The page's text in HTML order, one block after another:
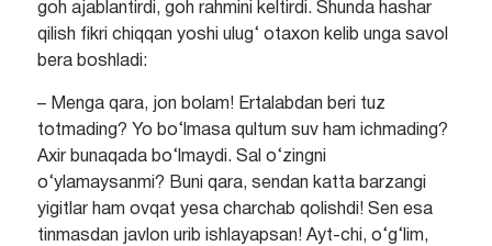
goh ajablantirdi, goh rahmini keltirdi. Shunda hashar
qilish fikri chiqqan yoshi ulug‘ otaxon kelib unga savol
bera boshladi:
– Menga qara, jon bolam! Ertalabdan beri tuz
totmading? Yo bo‘lmasa qultum suv ham ichmading?
Axir bunaqada bo‘lmaydi. Sal o‘zingni
o‘ylamaysanmi? Buni qara, sendan katta barzangi
yigitlar ham ovqat yesa charchab qolishdi! Sen esa
tinmasdan javlon urib ishlayapsan! Ayt-chi, o‘g‘lim,